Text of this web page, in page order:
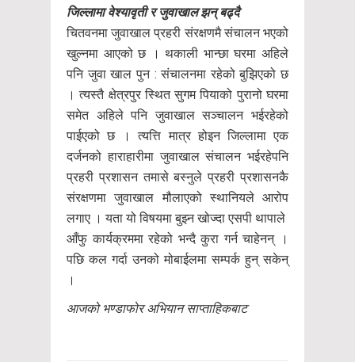
जिल्लामा वेश्यावृती र जुवाखाल झन् बढ्दै
चितवनमा जुवाखाल प्रहरी संरक्षणमै संचालन भएको
खुल्नमा आएको छ । थकाली भान्छा घरमा अहिले
पनि जुवा खाल पुन : संचालनमा रहेको बुझिएको छ
। त्यस्तै क्षेत्रपुर स्थित सुगम पियाको पुरानो घरमा
समेत अहिले पनि जुवाखाल सञ्चालन भईरहेको
पाईएको छ । त्यत्ति मात्र होइन जिल्लामा एक
दर्जनको हाराहारीमा जुवाखाल संचालन भईरहेपनि
प्रहरी प्रशासन तमासे बस्नुले प्रहरी प्रशासनकै
संरक्षणमा जुवाखाल मौलाएको स्थानियले आरोप
लगाए । यता यो विषयमा बुझ्न खोज्दा एसपी थापाले
आँफु कार्यक्रममा रहेको भन्दै कुरा गर्न चाहेनन् ।
पछि कल गर्दा उनको मोबाईलमा सम्पर्क हुन् सकेन्
।
आजको भण्डाफोर अभियान साप्ताहिकबाट